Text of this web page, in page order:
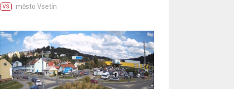
VS město Vsetín